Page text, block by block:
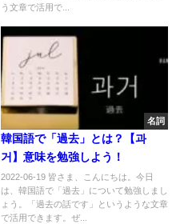
う文章で活用で...
名詞
韓国語で「過去」とは？【과
거】意味を勉強しよう！
2022-06-19 皆さま、こんにちは。今日
は、韓国語で「過去」について勉強しまし
ょう。「過去の話です」というような文章
で活用できます。ぜ...